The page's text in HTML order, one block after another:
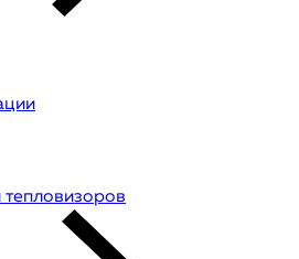
тепловизоров